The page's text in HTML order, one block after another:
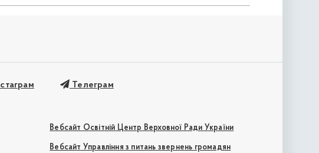
Телеграм
Вебсайт Освітній Центр Верховної Ради України
Вебсайт Управління з питань звернень громадян